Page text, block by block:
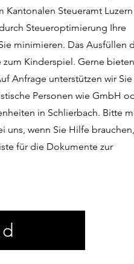
Kantonalen Steueramt Luzern
Steueroptimierung Ihre
minimieren. Das Ausfüllen
Kinderspiel. Gerne
Anfrage unterstützen wir
Personen wie GmbH
in Schlierbach. Bitte
uns, wenn Sie Hilfe
für die Dokumente zur